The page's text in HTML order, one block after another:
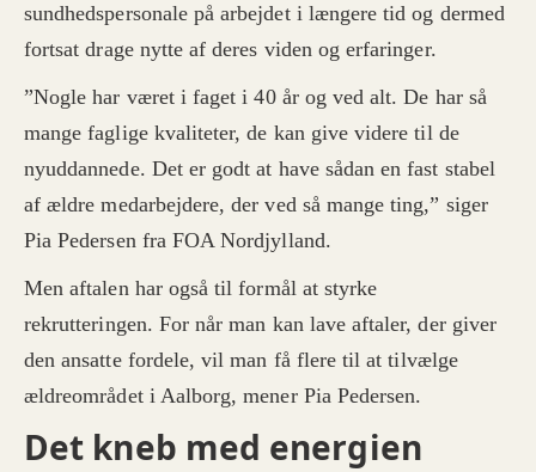
sundhedspersonale på arbejdet i længere tid og dermed
fortsat drage nytte af deres viden og erfaringer.
”Nogle har været i faget i 40 år og ved alt. De har så
mange faglige kvaliteter, de kan give videre til de
nyuddannede. Det er godt at have sådan en fast stabel
af ældre medarbejdere, der ved så mange ting,” siger
Pia Pedersen fra FOA Nordjylland.
Men aftalen har også til formål at styrke
rekrutteringen. For når man kan lave aftaler, der giver
den ansatte fordele, vil man få flere til at tilvælge
ældreområdet i Aalborg, mener Pia Pedersen.
Det kneb med energien